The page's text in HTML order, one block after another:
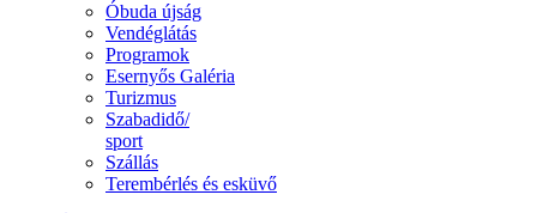
Óbuda újság
Vendéglátás
Programok
Esernyős Galéria
Turizmus
Szabadidő/
sport
Szállás
Terembérlés és esküvő